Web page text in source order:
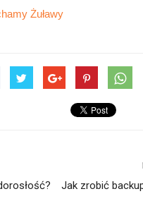
Żuławy
Jak zrobić